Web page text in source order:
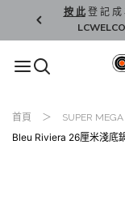
按 此登 記 成
首頁 SUPER
Bleu Riviera 26厘米淺底